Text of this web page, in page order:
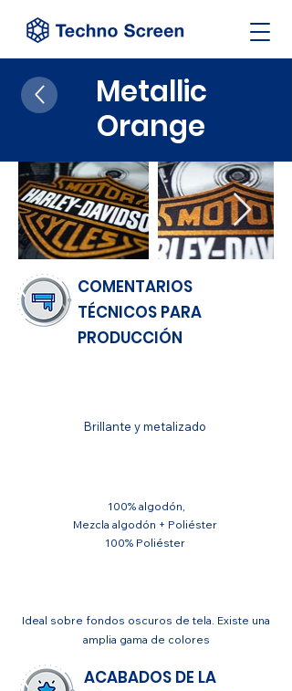
Metallic
Orange
COMENTARIOS
TÉCNICOS PARA
PRODUCCIÓN
Brillante y metalizado
100% algodón,
Mezcla algodón + Poliéster
100% Poliéster
Ideal sobre fondos oscuros de tela. Existe una
amplia gama de colores
ACABADOS DE LA